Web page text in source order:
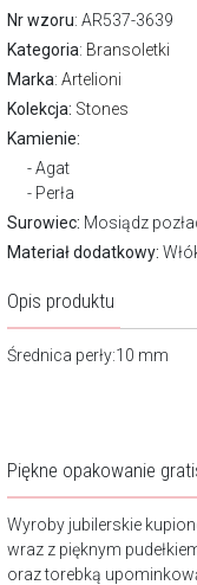
Nr wzoru: AR537-3639
Kategoria: Bransoletki
Marka: Artelioni
Kolekcja: Stones
Kamienie:
Agat
Perła
Surowiec: Mosiądz
Materiał dodatkowy:
Opis produktu
Średnica perły:10 mm
Piękne opakowanie
Wyroby jubilerskie
wraz z pięknym
oraz torebką